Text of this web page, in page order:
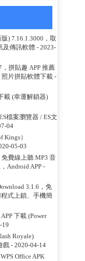
) 7.16.1.3000，取
及傳訊軟體 - 2023-
，拼貼趣 APP 推薦
片拼貼軟體下載-
載 (幸運解鎖器)
檔案瀏覽器 / ES文
04
Kings）
05-03
免費線上聽 MP3 音
Android APP-
3.1.6，免
式上鎖、手機簡
下載 (Power
19
Royale)
戲- 2020-04-14
Office APK